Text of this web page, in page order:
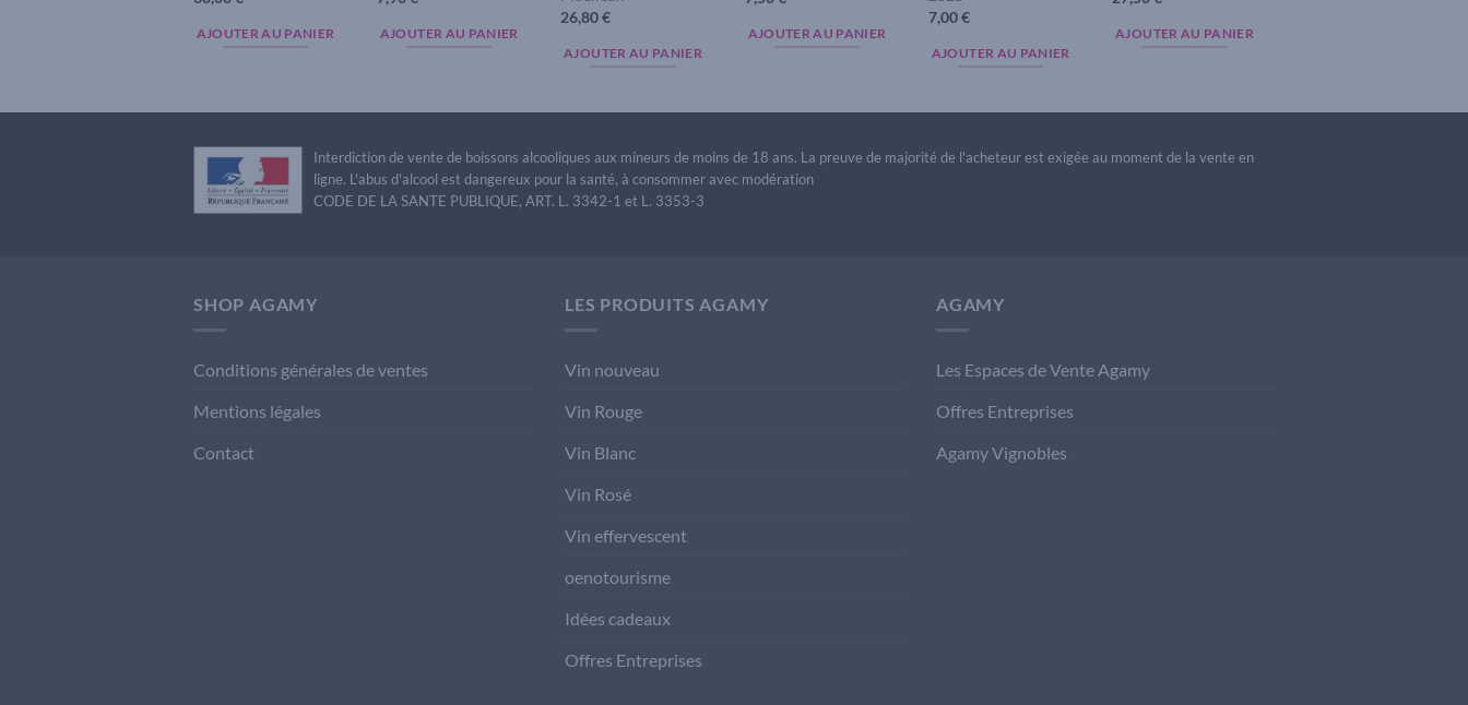
AJOUTER AU PANIER AJOUTER AU PANIER
26,80€
AJOUTER AU PANIER
AJOUTER AU PANIER
7,00€
AJOUTER AU PANIER
AJOUTER AU PANIER
Interdiction de vente de boissons alcooliques aux mineurs de moins de 18 ans. La preuve de majorité de l'acheteur est exigée au moment de la vente en
ligne. L'abus d'alcool est dangereux pour la santé, à consommer avec modération
CODE DE LA SANTE PUBLIQUE, ART. L. 3342-1 et L. 3353-3
SHOP AGAMY
Conditions générales de ventes
Mentions légales
Contact
LES PRODUITS AGAMY
Vin nouveau
Vin Rouge
Vin Blanc
Vin Rosé
Vin effervescent
oenotourisme
Idées cadeaux
Offres Entreprises
AGAMY
Les Espaces de Vente Agamy
Offres Entreprises
Agamy Vignobles